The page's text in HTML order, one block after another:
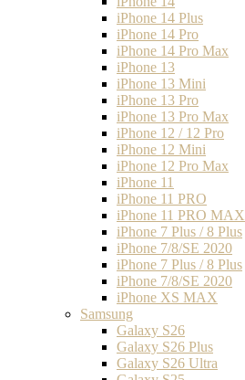
iPhone 14 Plus
iPhone 14 Pro
iPhone 14 Pro Max
iPhone 13
iPhone 13 Mini
iPhone 13 Pro
iPhone 13 Pro Max
iPhone 12 / 12 Pro
iPhone 12 Mini
iPhone 12 Pro Max
iPhone 11
iPhone 11 PRO
iPhone 11 PRO MAX
iPhone 7 Plus / 8 Plus
iPhone 7/8/SE 2020
iPhone 7 Plus / 8 Plus
iPhone 7/8/SE 2020
iPhone XS MAX
Samsung
Galaxy S26
Galaxy S26 Plus
Galaxy S26 Ultra